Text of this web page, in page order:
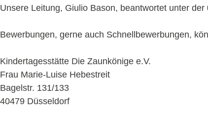
Unsere Leitung, Giulio Bason, beantwortet unter
Bewerbungen, gerne auch Schnellbewerbungen,
Kindertagesstätte Die Zaunkönige e.V.
Frau Marie-Luise Hebestreit
Bagelstr. 131/133
40479 Düsseldorf